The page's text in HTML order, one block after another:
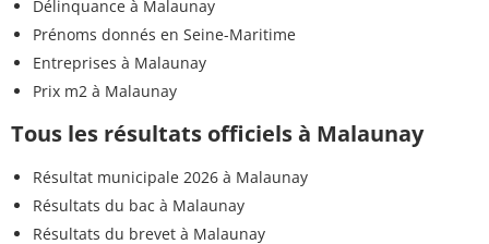
Délinquance à Malaunay
Prénoms donnés en Seine-Maritime
Entreprises à Malaunay
Prix m2 à Malaunay
Tous les résultats officiels à Malaunay
Résultat municipale 2026 à Malaunay
Résultats du bac à Malaunay
Résultats du brevet à Malaunay